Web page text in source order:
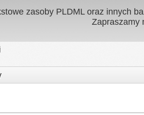
zasoby PLDML oraz innych
Zapraszamy